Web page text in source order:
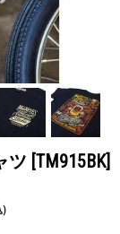
ツ [TM915BK]
)